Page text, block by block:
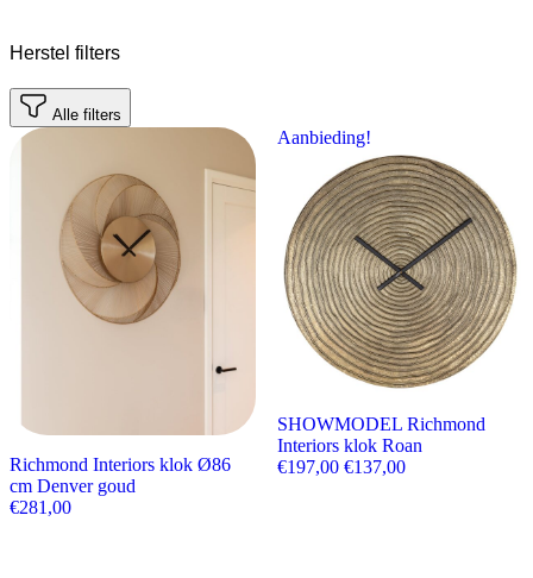
Herstel filters
Alle filters
Richmond Interiors klok Ø86
cm Denver goud
€281,00
Aanbieding!
SHOWMODEL Richmond
Interiors klok Roan
€197,00 Oorspronkelijke prijs
€137,00Huidige prijs is: